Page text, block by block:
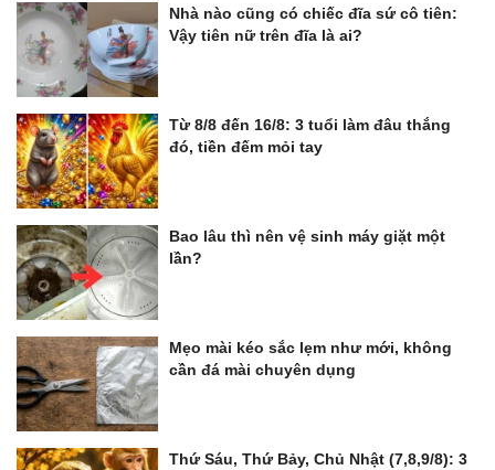
Nhà nào cũng có chiếc đĩa sứ cô tiên:
Vậy tiên nữ trên đĩa là ai?
Từ 8/8 đến 16/8: 3 tuổi làm đâu thắng
đó, tiền đếm mỏi tay
Bao lâu thì nên vệ sinh máy giặt một
lần?
Mẹo mài kéo sắc lẹm như mới, không
cần đá mài chuyên dụng
Thứ Sáu, Thứ Bảy, Chủ Nhật (7,8,9/8): 3